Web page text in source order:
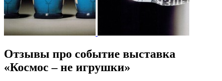
Отзывы про событие выставка
«Космос – не игрушки»